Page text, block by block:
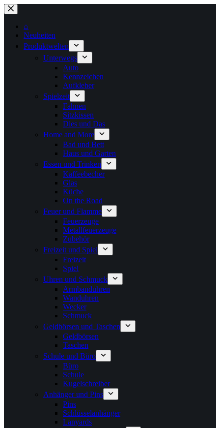
Zum
Inhalt
springen
⌂
Neuheiten
Produktwelten
Unterwegs
Auto
Kennzeichen
Aufkleber
Spielzeit
Fahnen
Sitzkissen
Dies und Das
Home and More
Bad und Bett
Haus und Garten
Essen und Trinken
Kaffeebecher
Glas
Küche
On the Road
Feuer und Flamme
Feuerzeuge
Metallfeuerzeuge
Zubehör
Freizeit und Spiel
Freizeit
Spiel
Uhren und Schmuck
Armbanduhren
Wanduhren
Wecker
Schmuck
Geldbörsen und Taschen
Geldbörsen
Taschen
Schule und Büro
Büro
Schule
Kugelschreiber
Anhänger und Pins
Pins
Schlüsselanhänger
Lanyards